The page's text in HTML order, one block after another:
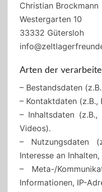
Christian Brockmann
Westergarten 10
33332 Gütersloh
Arten der
– Bestandsdaten
– Kontaktdaten (z.B.,
– Inhaltsdaten (z.B.,
Videos).
– Nutzungsdaten
Interesse an
– Meta-/
Informationen, IP-